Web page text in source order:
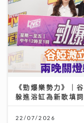
《勁爆樂勢力》｜
躲進浴缸為新歌填詞
22/07/2026